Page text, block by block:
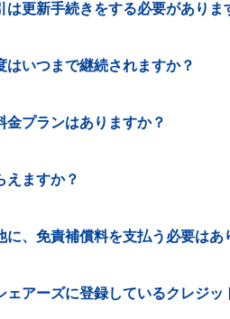
は更新手続きをする必要がありま
はいつまで継続されますか？
金プランはありますか？
えますか？
に、免責補償料を支払う必要はあ
ェアーズに登録しているクレジ